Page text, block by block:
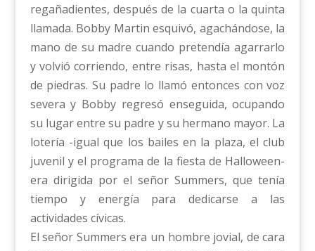
regañadientes, después de la cuarta o la quinta
llamada. Bobby Martin esquivó, agachándose, la
mano de su madre cuando pretendía agarrarlo
y volvió corriendo, entre risas, hasta el montón
de piedras. Su padre lo llamó entonces con voz
severa y Bobby regresó enseguida, ocupando
su lugar entre su padre y su hermano mayor. La
lotería -igual que los bailes en la plaza, el club
juvenil y el programa de la fiesta de Halloween-
era dirigida por el señor Summers, que tenía
tiempo y energía para dedicarse a las
actividades cívicas.
El señor Summers era un hombre jovial, de cara